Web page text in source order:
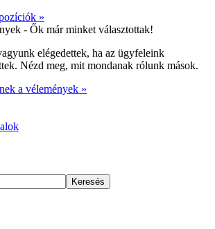
»
- Ők már minket választottak!
elégedettek, ha az ügyfeleink
Nézd meg, mit mondanak rólunk mások.
a vélemények »
Keresés